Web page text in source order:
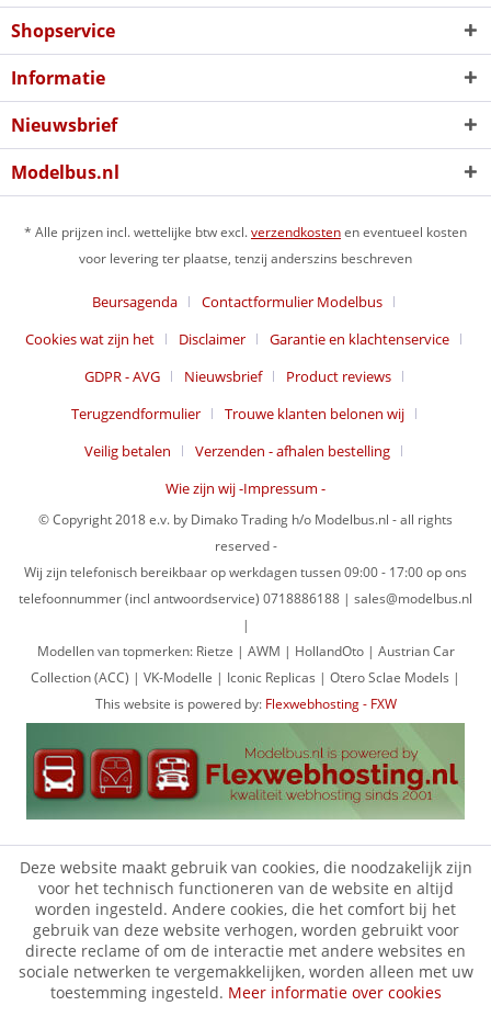
Shopservice
Informatie
Nieuwsbrief
Modelbus.nl
* Alle prijzen incl. wettelijke btw excl.verzendkostenen eventueel kosten
voor levering ter plaatse, tenzij anderszins beschreven
Beursagenda
Contactformulier Modelbus
Cookies wat zijn het
Disclaimer
Garantie en klachtenservice
GDPR - AVG
Nieuwsbrief
Product reviews
Terugzendformulier
Trouwe klanten belonen wij
Veilig betalen
Verzenden - afhalen bestelling
Wie zijn wij -Impressum -
© Copyright 2018 e.v. by Dimako Trading h/o Modelbus.nl - all rights
reserved -
Wij zijn telefonisch bereikbaar op werkdagen tussen 09:00 - 17:00 op ons
telefoonnummer (incl antwoordservice) 0718886188 | sales@modelbus.nl
|
Modellen van topmerken: Rietze | AWM | HollandOto | Austrian Car
Collection (ACC) | VK-Modelle | Iconic Replicas | Otero Sclae Models |
This website is powered by: Flexwebhosting - FXW
Deze website maakt gebruik van cookies, die noodzakelijk zijn
voor het technisch functioneren van de website en altijd
worden ingesteld. Andere cookies, die het comfort bij het
gebruik van deze website verhogen, worden gebruikt voor
directe reclame of om de interactie met andere websites en
sociale netwerken te vergemakkelijken, worden alleen met uw
toestemming ingesteld. Meer informatie over cookies